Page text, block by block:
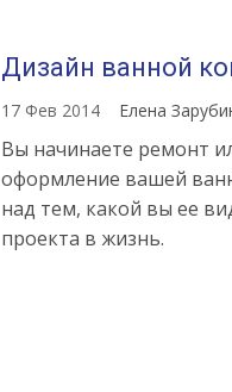
Дизайн ванной
17 Фев 2014 Елена
Вы начинаете ремонт
оформление вашей
над тем, какой вы ее
проекта в жизнь.